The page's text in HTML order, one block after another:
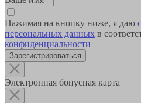
Нажимая на кнопку ниже, я даю
персональных данных в
конфиденциальности
Зарегистрироваться
Электронная бонусная карта